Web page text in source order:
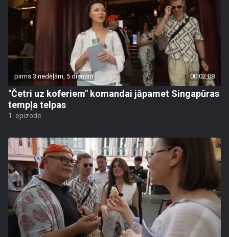
pirms 3 nedēļām, 5 dienām 00:02:08
"Četri uz koferiem" komandai jāpamet Singapūras
tempļa telpas
1. epizode